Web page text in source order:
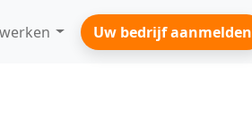
Uw bedrijf aanmelden